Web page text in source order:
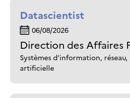
Datascientist
06/08/2026
Direction des Affaires
Systèmes d’information,
artificielle